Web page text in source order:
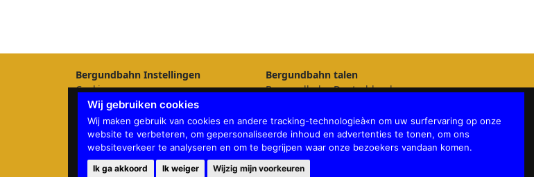
Wij gebruiken cookies
Wij maken gebruik van cookies en andere tracking-technologieà«n om uw surfervaring op onze
website te verbeteren, om gepersonaliseerde inhoud en advertenties te tonen, om ons
websiteverkeer te analyseren en om te begrijpen waar onze bezoekers vandaan komen.
Ik ga akkoord Ik weiger Wijzig mijn voorkeuren
Bergundbahn Instellingen
Cookies
Update cookies preferences
Bergundbahn talen
Bergundbahn Deutschland
Bergundbahn Nederland
Bergundbahn België
Bergundbahn English